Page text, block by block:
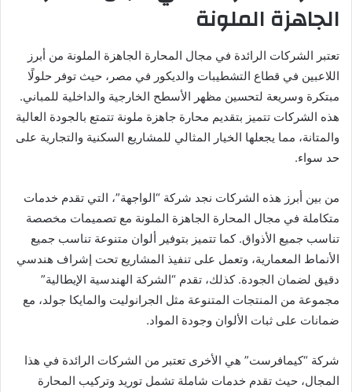
الجاهزة الملونة
تعتبر الشركات الرائدة في مجال المحارة الجاهزة الملونة من أبرز
اللاعبين في قطاع التشطيبات والديكور في مصر، حيث توفر حلولًا
مبتكرة وسريعة لتحسين مظهر الأسطح الخارجية والداخلية للمباني.
هذه الشركات تتميز بتقديم محارة جاهزة ملونة تتمتع بالجودة العالية
والمتانة، مما يجعلها الخيار المثالي للمشاريع السكنية والتجارية على
حد سواء.
من بين أبرز هذه الشركات نجد شركة “الواجهة”، التي تقدم خدمات
متكاملة في مجال المحارة الجاهزة الملونة مع تصميمات مخصصة
تناسب جميع الأذواق. كما تتميز بتوفير ألوان متنوعة تناسب جميع
الأنماط المعمارية، وتعمل على تنفيذ المشاريع تحت إشراف هندسي
دقيق لضمان الجودة. كذلك، تقدم “الشركة الهندسية الإيطالية”
مجموعة من المنتجات المتنوعة مثل الجرانوليت والمايكا جولد، مع
ضمانات على ثبات الألوان وجودة المواد.
شركة “كيمافرست” هي الأخرى تعتبر من الشركات الرائدة في هذا
المجال، حيث تقدم خدمات شاملة تشمل توريد وتركيب المحارة